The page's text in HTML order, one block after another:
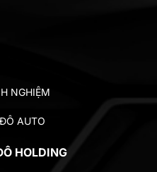
NGHIỆM
AUTO
HOLDING